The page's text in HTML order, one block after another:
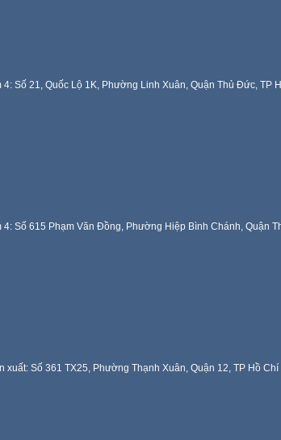
4: Số 21, Quốc Lộ 1K, Phường Linh Xuân, Quận Thủ Đức, TP
4: Số 615 Phạm Văn Đồng, Phường Hiệp Bình Chánh, Quận
xuất: Số 361 TX25, Phường Thạnh Xuân, Quận 12, TP Hồ Chí